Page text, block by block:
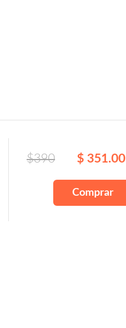
$390 $ 351.00
Comprar